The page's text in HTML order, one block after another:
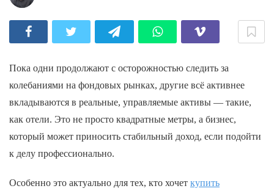
Пока одни продолжают с осторожностью следить за
колебаниями на фондовых рынках, другие всё активнее
вкладываются в реальные, управляемые активы — такие,
как отели. Это не просто квадратные метры, а бизнес,
который может приносить стабильный доход, если подойти
к делу профессионально.
Особенно это актуально для тех, кто хочет купить